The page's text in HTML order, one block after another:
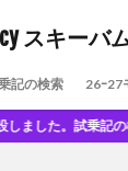
スキーバ
記の検索 26ｰ27
乗記の検索機能